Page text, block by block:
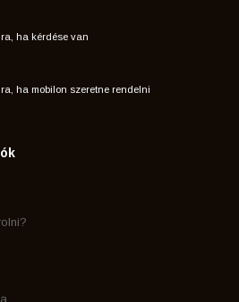
ha kérdése van
ha mobilon szeretne rendelni